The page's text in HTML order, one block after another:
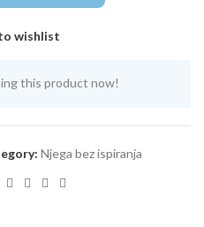
wishlist
this product now!
Njega bez ispiranja